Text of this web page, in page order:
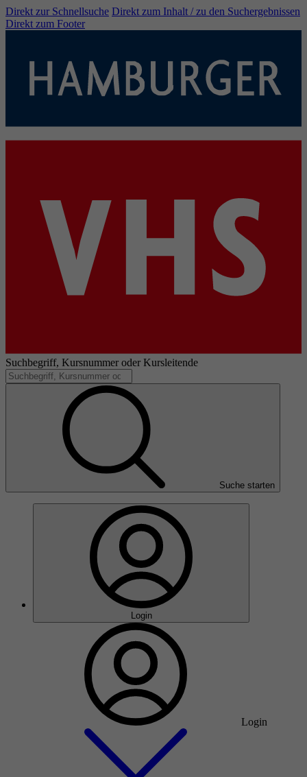
Direkt zur Schnellsuche Direkt zum Inhalt / zu den Suchergebnissen
Direkt zum Footer
Suchbegriff, Kursnummer oder Kursleitende
Suche starten
Login
Login